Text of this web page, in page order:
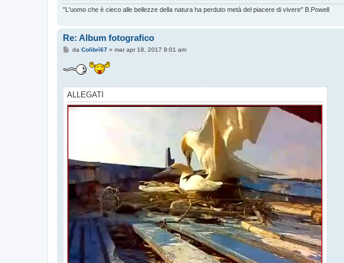
"L'uomo che è cieco alle bellezze della natura ha perduto metà del piacere di vivere" B.Powell
Re: Album fotografico
M
s
g
o
da Colibrì67» mar apr 18, 2017 9:01 am
ALLEGATI